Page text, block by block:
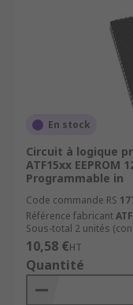
En stock
Circuit à logique
ATF15xx EEPROM
Programmable in
Code commande RS
Référence fabricant
Sous-total 2 unités
10,58 €HT
Quantité